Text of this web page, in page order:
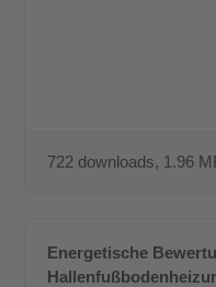
722 downloads, 1.96
Energetische